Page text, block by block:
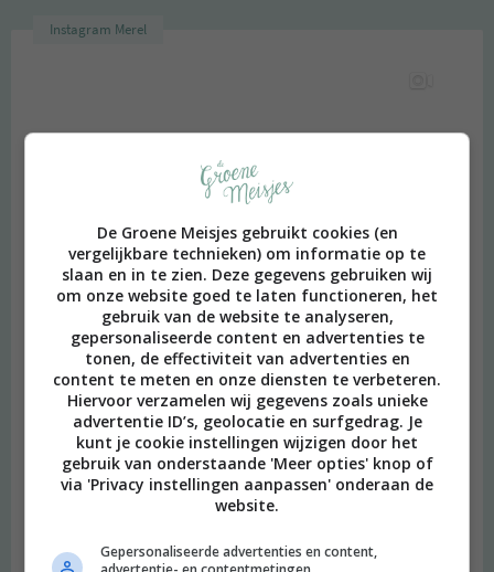
Instagram Merel
De Groene Meisjes gebruikt cookies (en
vergelijkbare technieken) om informatie op te
slaan en in te zien. Deze gegevens gebruiken wij
om onze website goed te laten functioneren, het
gebruik van de website te analyseren,
gepersonaliseerde content en advertenties te
tonen, de effectiviteit van advertenties en
content te meten en onze diensten te verbeteren.
Hiervoor verzamelen wij gegevens zoals unieke
advertentie ID’s, geolocatie en surfgedrag. Je
kunt je cookie instellingen wijzigen door het
gebruik van onderstaande 'Meer opties' knop of
via 'Privacy instellingen aanpassen' onderaan de
website.
Gepersonaliseerde advertenties en content,